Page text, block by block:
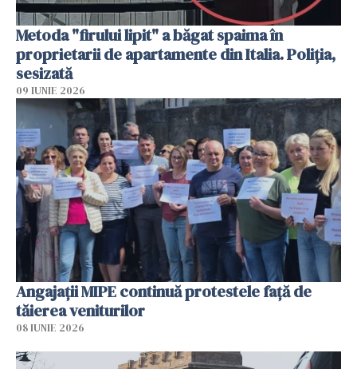
Metoda "firului lipit" a băgat spaima în
proprietarii de apartamente din Italia. Poliția,
sesizată
09 IUNIE 2026
Angajaţii MIPE continuă protestele faţă de
tăierea veniturilor
08 IUNIE 2026